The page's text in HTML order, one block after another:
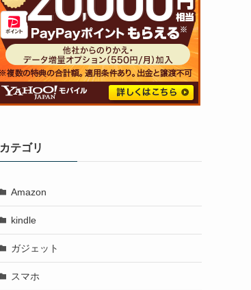
カテゴリ
Amazon
kindle
ガジェット
スマホ